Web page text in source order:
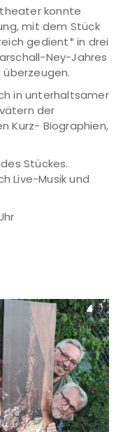
konnte
mit dem Stück
gedient* in drei
Ney-Jahres
überzeugen.
in unterhaltsamer
der
Kurz- Biographien,
Stückes.
Live-Musik und